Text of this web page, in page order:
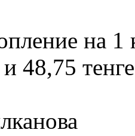
на 1
48,75